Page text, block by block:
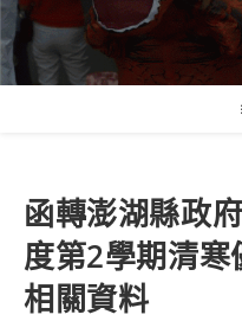
函轉澎湖縣政
度第2學期清寒
相關資料